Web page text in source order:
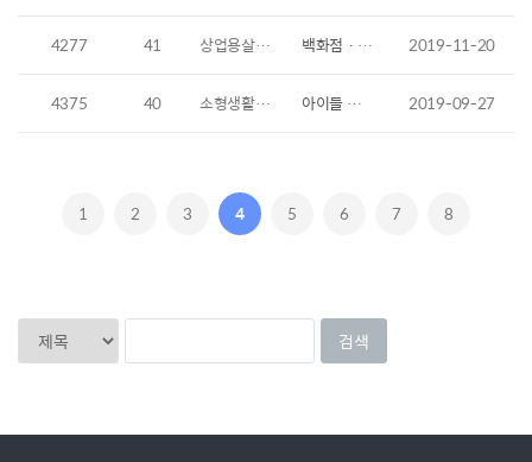
4277 41 상업용살균기 백화점 · 마트 · 공항 카트소독기 인체감지센서 작동 On & Off 2019-11-20
4375 40 소형생활가전 아이들 장난감 살균기 인형 소독기 퓨라이트 2019-09-27
1 2 3 4 5 6 7 8